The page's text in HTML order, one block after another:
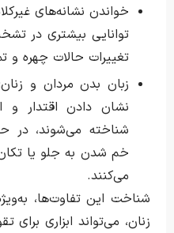
خواندن نشانه‌های
توانایی بیشتری در
تغییرات حالات چهره
زبان بدن مردان و
نشان دادن اقتدار و
شناخته می‌شوند، در
خم شدن به جلو یا
می‌کنند.
شناخت این تفاوت‌ها،
زنان، می‌تواند ابزاری